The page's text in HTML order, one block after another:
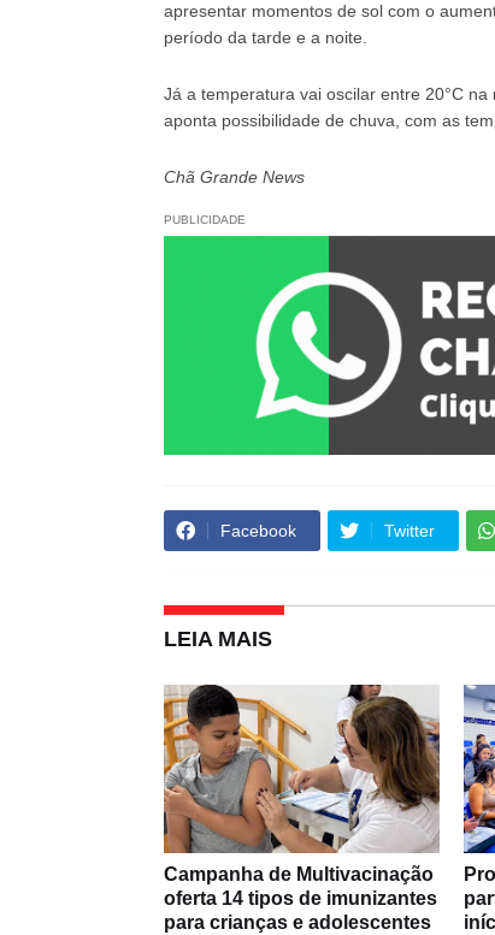
apresentar momentos de sol com o
período da tarde e a noite.
Já a temperatura vai oscilar entre 20°C
aponta possibilidade de chuva, com as
Chã Grande News
PUBLICIDADE
Facebook Twitter
LEIA MAIS
Campanha de Multivacinação
oferta 14 tipos de imunizantes
para crianças e adolescentes